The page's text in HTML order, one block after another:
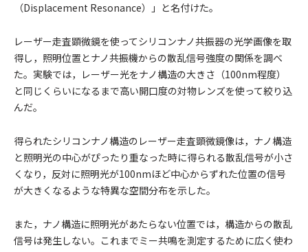
（Displacement Resonance）」と名付けた。
レーザー走査顕微鏡を使ってシリコンナノ共振器の光学画像を取
得し，照明位置とナノ共振機からの散乱信号強度の関係を調べ
た。実験では，レーザー光をナノ構造の大きさ（100nm程度）
と同じくらいになるまで高い開口度の対物レンズを使って絞り込
んだ。
得られたシリコンナノ構造のレーザー走査顕微鏡像は，ナノ構造
と照明光の中心がぴったり重なった時に得られる散乱信号が小さ
くなり，反対に照明光が100nmほど中心からずれた位置の信号
が大きくなるような特異な空間分布を示した。
また，ナノ構造に照明光があたらない位置では，構造からの散乱
信号は発生しない。これまでミー共鳴を測定するために広く使わ